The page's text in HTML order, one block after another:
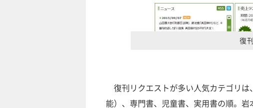
復
復刊リクエストが多い人気カテゴリ
能）、専門書、児童書、実用書の順。